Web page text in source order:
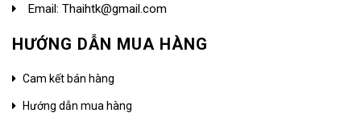
Email: Thaihtk@gmail.com
HƯỚNG DẪN MUA HÀNG
Cam kết bán hàng
Hướng dẫn mua hàng